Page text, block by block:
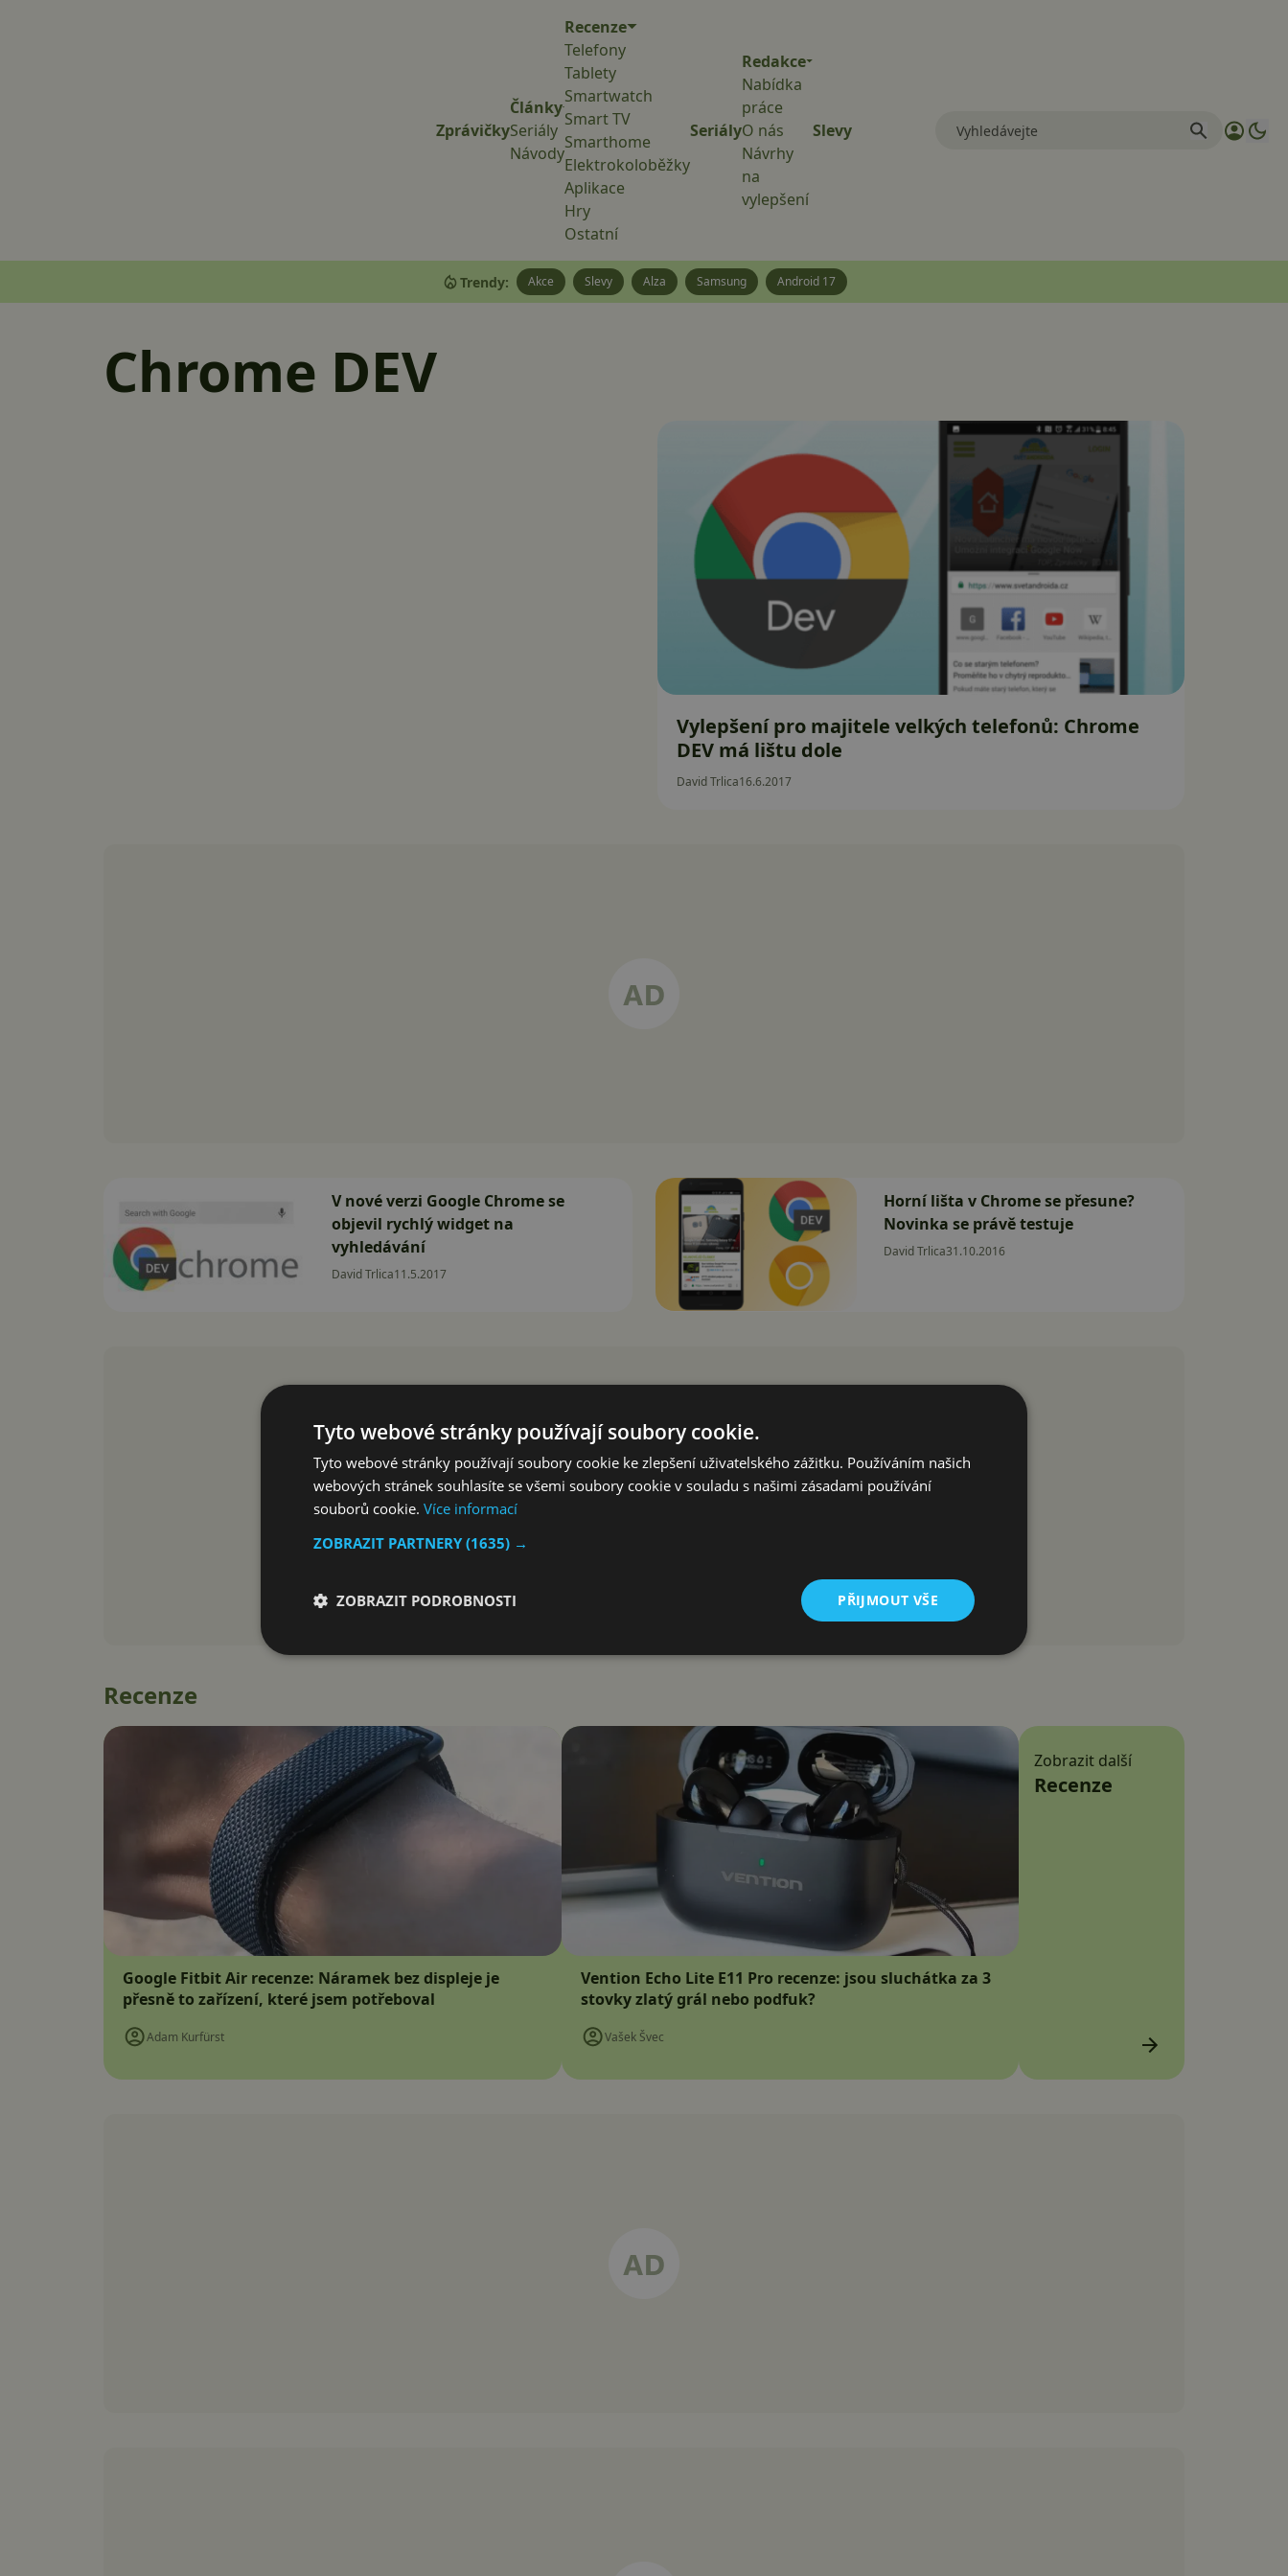
Zprávičky
Články
Seriály
Návody
Recenze
Telefony
Tablety
Smartwatch
Smart TV
Smarthome
Elektrokoloběžky
Aplikace
Hry
Ostatní
Seriály
Redakce
Nabídka
práce
O nás
Návrhy
na
vylepšení
Slevy
Trendy: Akce Slevy Alza Samsung Android 17
Chrome DEV
Vylepšení pro majitele velkých telefonů: Chrome
DEV má lištu dole
David Trlica16.6.2017
V nové verzi Google Chrome se
objevil rychlý widget na
vyhledávání
David Trlica11.5.2017
Horní lišta v Chrome se přesune?
Novinka se právě testuje
David Trlica31.10.2016
Recenze
Google Fitbit Air recenze: Náramek bez displeje je
přesně to zařízení, které jsem potřeboval
Adam Kurfürst
Vention Echo Lite E11 Pro recenze: jsou sluchátka za 3
stovky zlatý grál nebo podfuk?
Vašek Švec
Zobrazit další
Recenze
Tyto webové stránky používají soubory cookie.
Tyto webové stránky používají soubory cookie ke zlepšení uživatelského zážitku. Používáním našich
webových stránek souhlasíte se všemi soubory cookie v souladu s našimi zásadami používání
souborů cookie. Více informací
ZOBRAZIT PARTNERY(1635) →
PŘIJMOUT VŠE
ZOBRAZIT PODROBNOSTI